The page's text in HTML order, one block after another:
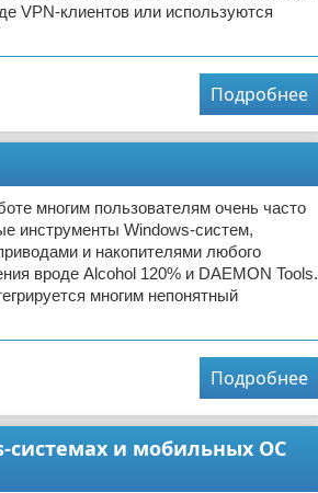
VPN-клиентов или используются
Подробнее
многим пользователям очень часто
инструменты Windows-систем,
и накопителями любого
вроде Alcohol 120% и DAEMON Tools.
многим непонятный
Подробнее
системах и мобильных ОС